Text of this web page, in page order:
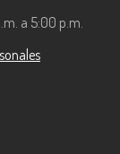
a 5:00 p.m.